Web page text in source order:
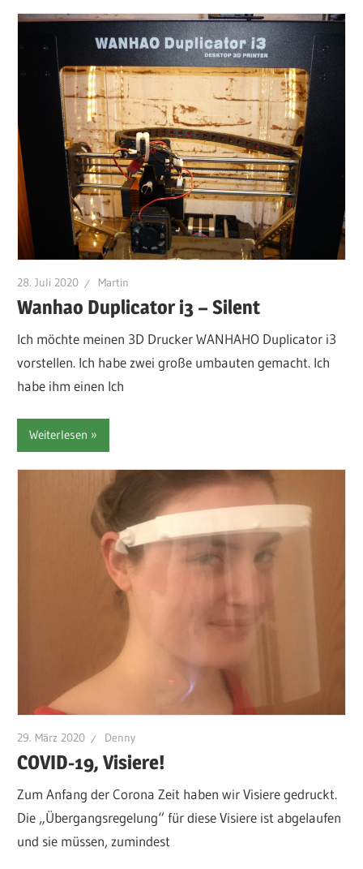
28. Juli 2020 Martin
Wanhao Duplicator i3 – Silent
Ich möchte meinen 3D Drucker WANHAHO Duplicator i3
vorstellen. Ich habe zwei große umbauten gemacht. Ich
habe ihm einen Ich
Weiterlesen
29. März 2020 Denny
COVID-19, Visiere!
Zum Anfang der Corona Zeit haben wir Visiere gedruckt.
Die „Übergangsregelung“ für diese Visiere ist abgelaufen
und sie müssen, zumindest